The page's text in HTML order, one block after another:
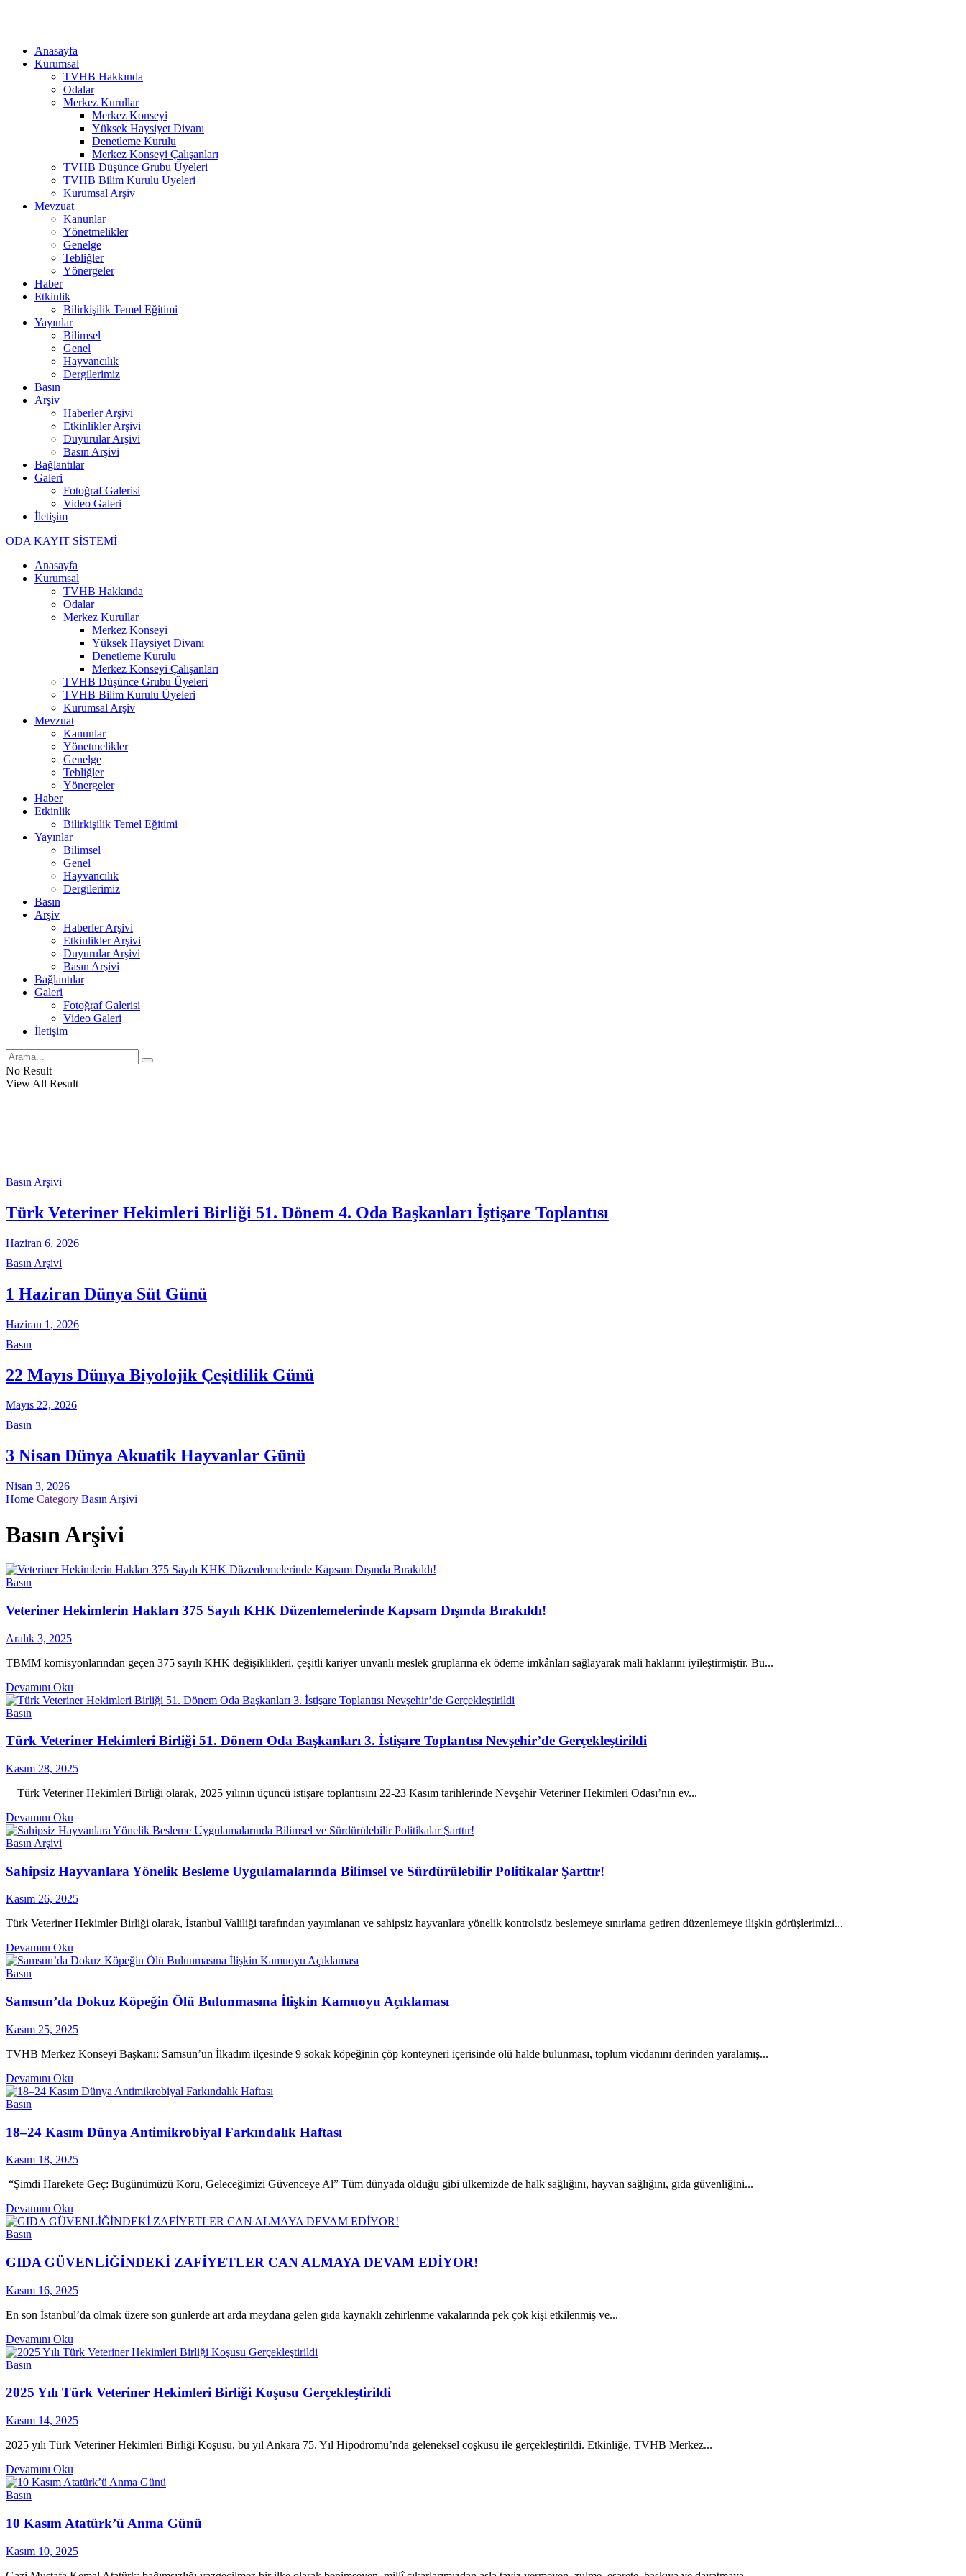
Anasayfa
Kurumsal
TVHB Hakkında
Odalar
Merkez Kurullar
Merkez Konseyi
Yüksek Haysiyet Divanı
Denetleme Kurulu
Merkez Konseyi Çalışanları
TVHB Düşünce Grubu Üyeleri
TVHB Bilim Kurulu Üyeleri
Kurumsal Arşiv
Mevzuat
Kanunlar
Yönetmelikler
Genelge
Tebliğler
Yönergeler
Haber
Etkinlik
Bilirkişilik Temel Eğitimi
Yayınlar
Bilimsel
Genel
Hayvancılık
Dergilerimiz
Basın
Arşiv
Haberler Arşivi
Etkinlikler Arşivi
Duyurular Arşivi
Basın Arşivi
Bağlantılar
Galeri
Fotoğraf Galerisi
Video Galeri
İletişim
ODA KAYIT SİSTEMİ
Anasayfa
Kurumsal
TVHB Hakkında
Odalar
Merkez Kurullar
Merkez Konseyi
Yüksek Haysiyet Divanı
Denetleme Kurulu
Merkez Konseyi Çalışanları
TVHB Düşünce Grubu Üyeleri
TVHB Bilim Kurulu Üyeleri
Kurumsal Arşiv
Mevzuat
Kanunlar
Yönetmelikler
Genelge
Tebliğler
Yönergeler
Haber
Etkinlik
Bilirkişilik Temel Eğitimi
Yayınlar
Bilimsel
Genel
Hayvancılık
Dergilerimiz
Basın
Arşiv
Haberler Arşivi
Etkinlikler Arşivi
Duyurular Arşivi
Basın Arşivi
Bağlantılar
Galeri
Fotoğraf Galerisi
Video Galeri
İletişim
No Result
View All Result
Basın Arşivi
Türk Veteriner Hekimleri Birliği 51. Dönem 4. Oda Başkanları İştişare Toplantısı
Haziran 6, 2026
Basın Arşivi
1 Haziran Dünya Süt Günü
Haziran 1, 2026
Basın
22 Mayıs Dünya Biyolojik Çeşitlilik Günü
Mayıs 22, 2026
Basın
3 Nisan Dünya Akuatik Hayvanlar Günü
Nisan 3, 2026
Home Category Basın Arşivi
Basın Arşivi
Basın
Veteriner Hekimlerin Hakları 375 Sayılı KHK Düzenlemelerinde Kapsam Dışında Bırakıldı!
Aralık 3, 2025
TBMM komisyonlarından geçen 375 sayılı KHK değişiklikleri, çeşitli kariyer unvanlı meslek gruplarına ek ödeme imkânları sağlayarak mali haklarını iyileştirmiştir. Bu...
Devamını Oku
Basın
Türk Veteriner Hekimleri Birliği 51. Dönem Oda Başkanları 3. İstişare Toplantısı Nevşehir’de Gerçekleştirildi
Kasım 28, 2025
Türk Veteriner Hekimleri Birliği olarak, 2025 yılının üçüncü istişare toplantısını 22-23 Kasım tarihlerinde Nevşehir Veteriner Hekimleri Odası’nın ev...
Devamını Oku
Basın Arşivi
Sahipsiz Hayvanlara Yönelik Besleme Uygulamalarında Bilimsel ve Sürdürülebilir Politikalar Şarttır!
Kasım 26, 2025
Türk Veteriner Hekimler Birliği olarak, İstanbul Valiliği tarafından yayımlanan ve sahipsiz hayvanlara yönelik kontrolsüz beslemeye sınırlama getiren düzenlemeye ilişkin görüşlerimizi...
Devamını Oku
Basın
Samsun’da Dokuz Köpeğin Ölü Bulunmasına İlişkin Kamuoyu Açıklaması
Kasım 25, 2025
TVHB Merkez Konseyi Başkanı: Samsun’un İlkadım ilçesinde 9 sokak köpeğinin çöp konteyneri içerisinde ölü halde bulunması, toplum vicdanını derinden yaralamış...
Devamını Oku
Basın
18–24 Kasım Dünya Antimikrobiyal Farkındalık Haftası
Kasım 18, 2025
“Şimdi Harekete Geç: Bugünümüzü Koru, Geleceğimizi Güvenceye Al” Tüm dünyada olduğu gibi ülkemizde de halk sağlığını, hayvan sağlığını, gıda güvenliğini...
Devamını Oku
Basın
GIDA GÜVENLİĞİNDEKİ ZAFİYETLER CAN ALMAYA DEVAM EDİYOR!
Kasım 16, 2025
En son İstanbul’da olmak üzere son günlerde art arda meydana gelen gıda kaynaklı zehirlenme vakalarında pek çok kişi etkilenmiş ve...
Devamını Oku
Basın
2025 Yılı Türk Veteriner Hekimleri Birliği Koşusu Gerçekleştirildi
Kasım 14, 2025
2025 yılı Türk Veteriner Hekimleri Birliği Koşusu, bu yıl Ankara 75. Yıl Hipodromu’nda geleneksel coşkusu ile gerçekleştirildi. Etkinliğe, TVHB Merkez...
Devamını Oku
Basın
10 Kasım Atatürk’ü Anma Günü
Kasım 10, 2025